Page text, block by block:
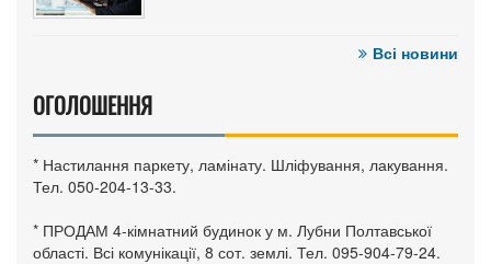
Всі новини
ОГОЛОШЕННЯ
* Настилання паркету, ламінату. Шліфування, лакування.
Тел. 050-204-13-33.
* ПРОДАМ 4-кімнатний будинок у м. Лубни Полтавської
області. Всі комунікації, 8 сот. землі. Тел. 095-904-79-24.